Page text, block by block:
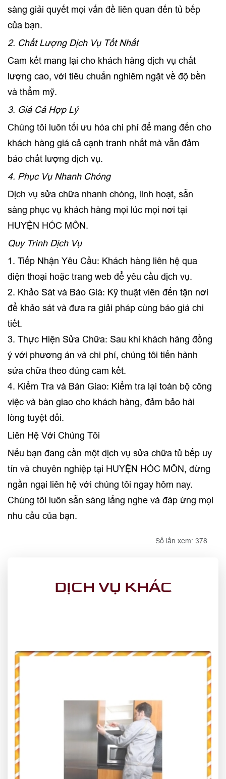
sàng giải quyết mọi vấn đề liên quan đến tủ bếp
của bạn.
2. Chất Lượng Dịch Vụ Tốt Nhất
Cam kết mang lại cho khách hàng dịch vụ chất
lượng cao, với tiêu chuẩn nghiêm ngặt về độ bền
và thẩm mỹ.
3. Giá Cả Hợp Lý
Chúng tôi luôn tối ưu hóa chi phí để mang đến cho
khách hàng giá cả cạnh tranh nhất mà vẫn đảm
bảo chất lượng dịch vụ.
4. Phục Vụ Nhanh Chóng
Dịch vụ sửa chữa nhanh chóng, linh hoạt, sẵn
sàng phục vụ khách hàng mọi lúc mọi nơi tại
HUYỆN HÓC MÔN.
Quy Trình Dịch Vụ
1. Tiếp Nhận Yêu Cầu: Khách hàng liên hệ qua
điện thoại hoặc trang web để yêu cầu dịch vụ.
2. Khảo Sát và Báo Giá: Kỹ thuật viên đến tận nơi
để khảo sát và đưa ra giải pháp cùng báo giá chi
tiết.
3. Thực Hiện Sửa Chữa: Sau khi khách hàng đồng
ý với phương án và chi phí, chúng tôi tiến hành
sửa chữa theo đúng cam kết.
4. Kiểm Tra và Bàn Giao: Kiểm tra lại toàn bộ công
việc và bàn giao cho khách hàng, đảm bảo hài
lòng tuyệt đối.
Liên Hệ Với Chúng Tôi
Nếu bạn đang cần một dịch vụ sửa chữa tủ bếp uy
tín và chuyên nghiệp tại HUYỆN HÓC MÔN, đừng
ngần ngại liên hệ với chúng tôi ngay hôm nay.
Chúng tôi luôn sẵn sàng lắng nghe và đáp ứng mọi
nhu cầu của bạn.
Số lần xem: 378
DỊCH VỤ KHÁC